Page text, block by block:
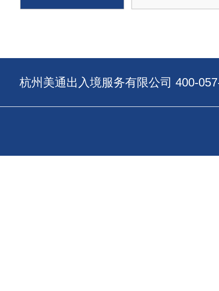
杭州美通出入境服务有限公司 400-